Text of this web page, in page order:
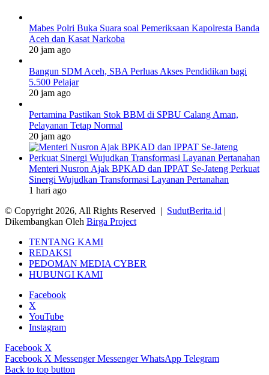
Mabes Polri Buka Suara soal Pemeriksaan Kapolresta Banda
Aceh dan Kasat Narkoba
20 jam ago
Bangun SDM Aceh, SBA Perluas Akses Pendidikan bagi
5.500 Pelajar
20 jam ago
Pertamina Pastikan Stok BBM di SPBU Calang Aman,
Pelayanan Tetap Normal
20 jam ago
Menteri Nusron Ajak BPKAD dan IPPAT Se-Jateng Perkuat
Sinergi Wujudkan Transformasi Layanan Pertanahan
1 hari ago
© Copyright 2026, All Rights Reserved | SudutBerita.id |
Dikembangkan Oleh Birga Project
TENTANG KAMI
REDAKSI
PEDOMAN MEDIA CYBER
HUBUNGI KAMI
Facebook
X
YouTube
Instagram
Facebook X
Facebook X Messenger Messenger WhatsApp Telegram
Back to top button